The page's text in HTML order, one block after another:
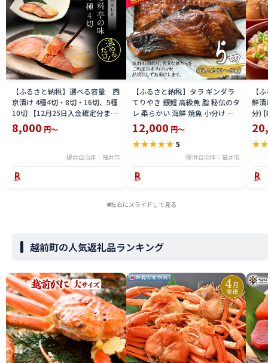
【ふるさと納税】選べる容量 西
京漬け 4種4切・8切・16切、5種
10切 【12月25日入金確定分まで
「年内発送」「年内配送」「年内
お届け」】/ レンジで温めるだけ
8,000 円～
提供自治体：福井市
【ふるさと納税】タラ ギンダラ
てりやき 銀鱈 高級魚 脂 秘伝のタ
レ 柔らかい 海鮮 焼魚 小分け 真
空パック 大きい 切り身 漬け込み
湯銭 レンチン 簡単調理 冷凍配送
送料無料 / 特選 銀だら照り焼き 5
12,000 円～
★★★★★ 5
提供自治体：福井市
【
鮮
分)
確
配
ン
本
★
左右にスライドして見る
越前町の人気返礼品ランキング